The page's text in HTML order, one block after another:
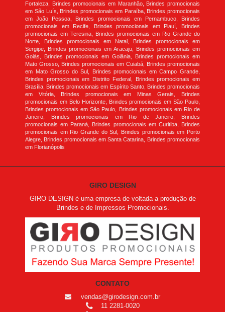
Fortaleza, Brindes promocionais em Maranhão, Brindes promocionais
em São Luís, Brindes promocionais em Paraíba, Brindes promocionais
em João Pessoa, Brindes promocionais em Pernambuco, Brindes
promocionais em Recife, Brindes promocionais em Piauí, Brindes
promocionais em Teresina, Brindes promocionais em Rio Grande do
Norte, Brindes promocionais em Natal, Brindes promocionais em
Sergipe, Brindes promocionais em Aracaju, Brindes promocionais em
Goiás, Brindes promocionais em Goiânia, Brindes promocionais em
Mato Grosso, Brindes promocionais em Cuiabá, Brindes promocionais
em Mato Grosso do Sul, Brindes promocionais em Campo Grande,
Brindes promocionais em Distrito Federal, Brindes promocionais em
Brasília, Brindes promocionais em Espírito Santo, Brindes promocionais
em Vitória, Brindes promocionais em Minas Gerais, Brindes
promocionais em Belo Horizonte, Brindes promocionais em São Paulo,
Brindes promocionais em São Paulo, Brindes promocionais em Rio de
Janeiro, Brindes promocionais em Rio de Janeiro, Brindes
promocionais em Paraná, Brindes promocionais em Curitiba, Brindes
promocionais em Rio Grande do Sul, Brindes promocionais em Porto
Alegre, Brindes promocionais em Santa Catarina, Brindes promocionais
em Florianópolis
GIRO DESIGN
GIRO DESIGN é uma empresa de voltada a produção de
Brindes e de Impressos Promocionais.
CONTATO
vendas@girodesign.com.br
11 2281-0020